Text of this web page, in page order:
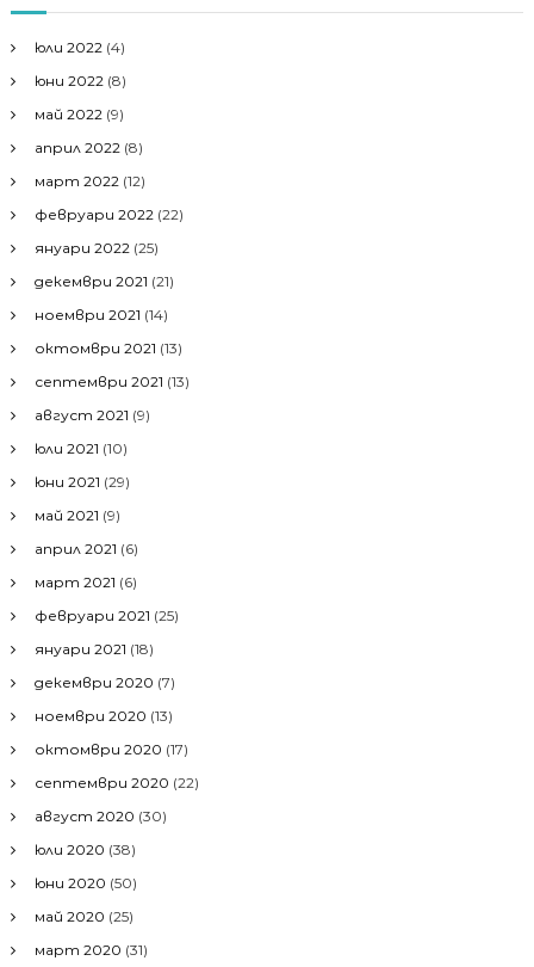
юли 2022 (4)
юни 2022 (8)
май 2022 (9)
април 2022 (8)
март 2022 (12)
февруари 2022 (22)
януари 2022 (25)
декември 2021 (21)
ноември 2021 (14)
октомври 2021 (13)
септември 2021 (13)
август 2021 (9)
юли 2021 (10)
юни 2021 (29)
май 2021 (9)
април 2021 (6)
март 2021 (6)
февруари 2021 (25)
януари 2021 (18)
декември 2020 (7)
ноември 2020 (13)
октомври 2020 (17)
септември 2020 (22)
август 2020 (30)
юли 2020 (38)
юни 2020 (50)
май 2020 (25)
март 2020 (31)